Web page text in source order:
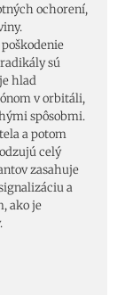
ochorení,
sú
hlad
v orbitáli,
spôsobmi.
a potom
celý
zasahuje
a
ako je